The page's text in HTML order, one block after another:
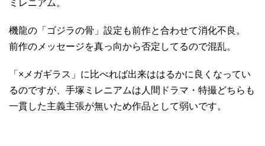
ミレニアム。
機龍の「ゴジラの骨」設定も前作と合わせて消化不良。
前作のメッセージを真っ向から否定してるので混乱。
「×メガギラス」に比べれば出来ははるかに良くなってい
るのですが、手塚ミレニアムは人間ドラマ・特撮どちらも
一貫した主義主張が無いため作品として弱いです。